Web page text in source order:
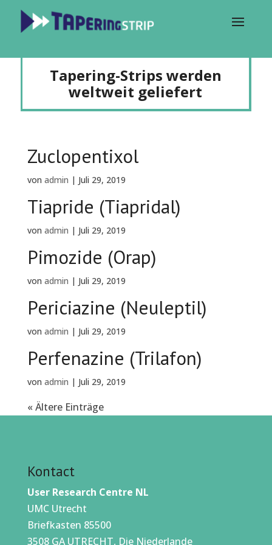
Tapering-Strips werden
weltweit geliefert
Zuclopentixol
von admin | Juli 29, 2019
Tiapride (Tiapridal)
von admin | Juli 29, 2019
Pimozide (Orap)
von admin | Juli 29, 2019
Periciazine (Neuleptil)
von admin | Juli 29, 2019
Perfenazine (Trilafon)
von admin | Juli 29, 2019
« Ältere Einträge
Kontact
User Research Centre NL
UMC Utrecht
Briefkasten 85500
3508 GA UTRECHT, Die Niederlande